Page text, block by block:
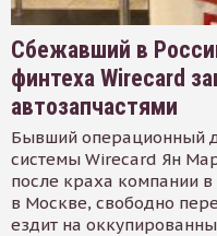
Сбежавший в
финтеха Wirecard
автозапчастями
Бывший операционный
системы Wirecard Ян
после краха компании в
в Москве, свободно
ездит на